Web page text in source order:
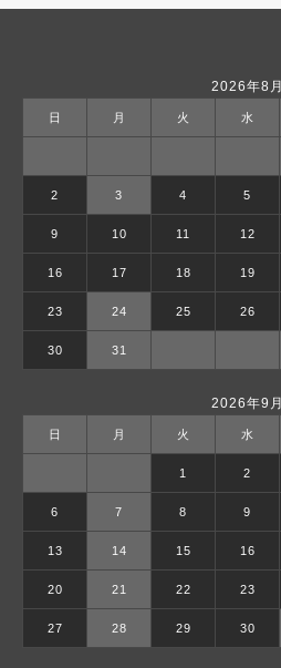
2026年8月
日 月 火 水
2 3 4 5
9 10 11 12
16 17 18 19
23 24 25 26
30 31
2026年9月
日 月 火 水
1 2
6 7 8 9
13 14 15 16
20 21 22 23
27 28 29 30